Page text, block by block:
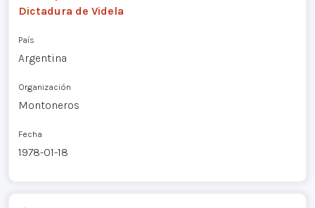
Dictadura de Videla
País
Argentina
Organización
Montoneros
Fecha
1978-01-18